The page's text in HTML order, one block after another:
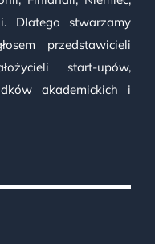
Dlatego stwarzamy
przedstawicieli
start-upów,
akademickich i